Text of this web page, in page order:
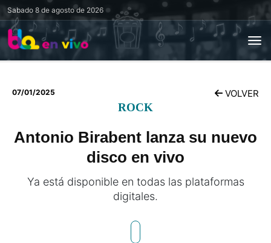
Sabado 8 de agosto de 2026
07/01/2025 VOLVER
ROCK
Antonio Birabent lanza su nuevo
disco en vivo
Ya está disponible en todas las plataformas
digitales.